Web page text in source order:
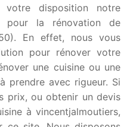
disposition notre
pour la rénovation de
En effet, nous vous
pour rénover votre
une cuisine ou une
prendre avec rigueur. Si
prix, ou obtenir un devis
à vincentjalmoutiers,